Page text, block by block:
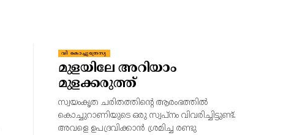
വി കൊച്ചുത്രേസ്യ
മുളയിലേ അറിയാം
മുളക്കരുത്ത്
സ്വയംകൃത ചരിതത്തിന്റെ ആരംഭത്തിൽ
കൊച്ചുറാണിയുടെ ഒരു സ്വപ്നം വിവരിച്ചിട്ടുണ്ട്.
അവളെ ഉപദ്രവിക്കാൻ ശ്രമിച്ച രണ്ടു